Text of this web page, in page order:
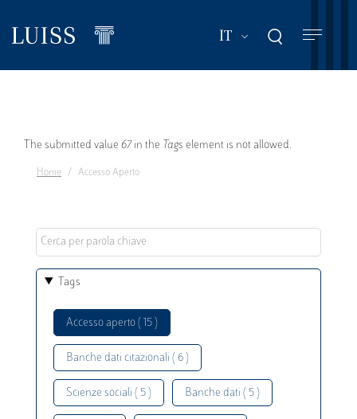
contenuto
IT Mostra ulteriori
Messaggio
di
The submitted value 67 in the Tags element is not allowed.
Home Accesso Aperto
Tags
Accesso aperto ( 15 )
Banche dati citazionali ( 6 )
Scienze sociali ( 5 ) Banche dati ( 5 )